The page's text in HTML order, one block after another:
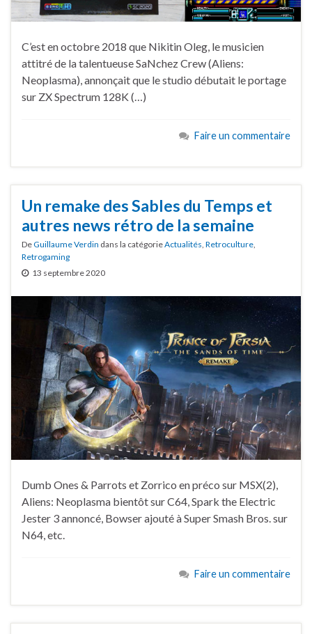
C’est en octobre 2018 que Nikitin Oleg, le musicien
attitré de la talentueuse SaNchez Crew (Aliens:
Neoplasma), annonçait que le studio débutait le portage
sur ZX Spectrum 128K (…)
Faire un commentaire
Un remake des Sables du Temps et
autres news rétro de la semaine
DeGuillaume Verdin dans la catégorieActualités, Retroculture,
Retrogaming
13 septembre 2020
Dumb Ones & Parrots et Zorrico en préco sur MSX(2),
Aliens: Neoplasma bientôt sur C64, Spark the Electric
Jester 3 annoncé, Bowser ajouté à Super Smash Bros. sur
N64, etc.
Faire un commentaire